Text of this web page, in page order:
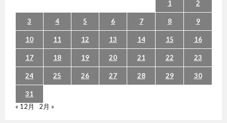
1 2
3 4 5 6 7 8 9
10 11 12 13 14 15 16
17 18 19 20 21 22 23
24 25 26 27 28 29 30
31
« 12月
2月 »